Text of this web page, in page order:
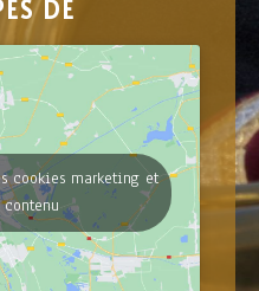
DE
cookies marketing et